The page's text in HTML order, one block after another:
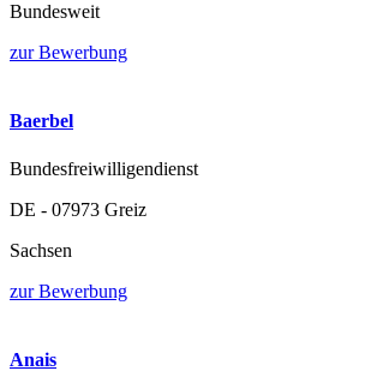
Bundesweit
zur Bewerbung
Baerbel
Bundesfreiwilligendienst
DE - 07973 Greiz
Sachsen
zur Bewerbung
Anais